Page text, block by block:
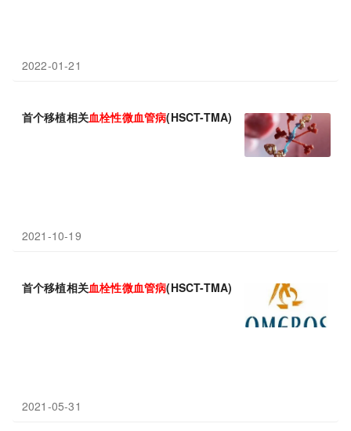
2022-01-21
首个移植相关血栓性微血管病(HSCT-TMA)疗法！MASP-2靶向
2021-10-19
首个移植相关血栓性微血管病(HSCT-TMA)疗法！MASP-2靶向
2021-05-31